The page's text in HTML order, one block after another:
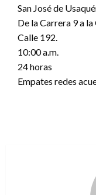
San José de
De la Carrera 9 a
Calle 192.
10:00 a.m.
24 horas
Empates redes